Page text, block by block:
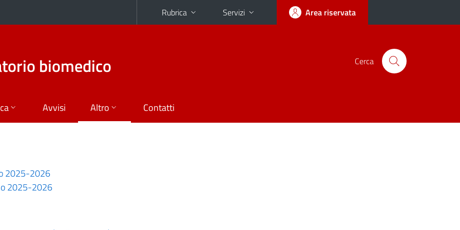
Rubrica Servizi Area riservata
biomedico Cerca
Avvisi Altro Contatti
2025-2026
2025-2026